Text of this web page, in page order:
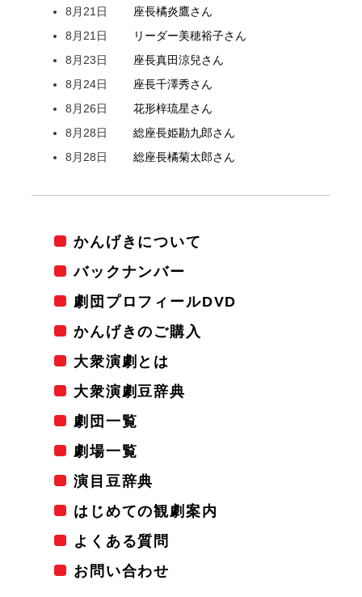
8月21日
座長橘炎鷹さん
8月21日
リーダー美穂裕子さん
8月23日
座長真田涼兒さん
8月24日
座長千澤秀さん
8月26日
花形梓琉星さん
8月28日
総座長姫勘九郎さん
8月28日
総座長橘菊太郎さん
かんげきについて
バックナンバー
劇団プロフィールDVD
かんげきのご購入
大衆演劇とは
大衆演劇豆辞典
劇団一覧
劇場一覧
演目豆辞典
はじめての観劇案内
よくある質問
お問い合わせ